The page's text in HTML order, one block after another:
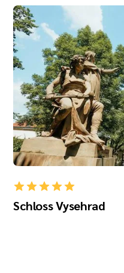
Schloss Vysehrad